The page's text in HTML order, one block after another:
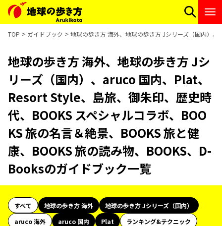
TOP ガイドブック 地球の歩き方 海外、地球の歩き方 Jシリーズ（国内）
地球の歩き方 海外、地球の歩き方 Jシ
リーズ（国内）、aruco 国内、Plat、
Resort Style、島旅、御朱印、歴史時
代、BOOKS スペシャルコラボ、BOO
KS 旅の名言＆絶景、BOOKS 旅と健
康、BOOKS 旅の読み物、BOOKS、D-
Booksのガイドブック一覧
すべて 地球の歩き方 海外
地球の歩き方 Jシリーズ（国内）
aruco 海外
aruco 国内 Plat
ランキング&テクニック